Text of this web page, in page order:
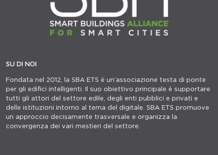
SU DI NOI
Fondata nel 2012, la SBA ETS è un’associazione testa di ponte
per gli edifici intelligenti. Il suo obiettivo principale è supportare
tutti gli attori del settore edile, degli enti pubblici e privati e
delle istituzioni intorno al tema del digitale. SBA ETS promuove
un approccio decisamente trasversale e organizza la
convergenza dei vari mestieri del settore.